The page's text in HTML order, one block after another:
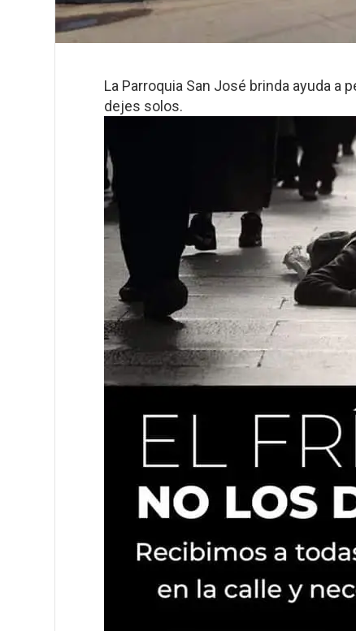
La Parroquia San José brinda ayuda a
dejes solos.